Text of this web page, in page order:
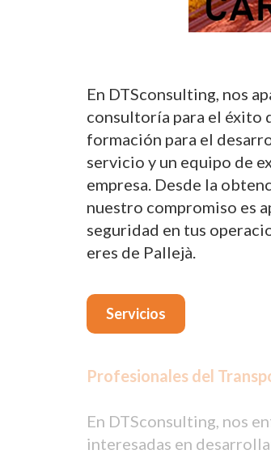
En DTSconsulting, nos
consultoría para el éxito
formación para el
servicio y un equipo de
empresa. Desde la
nuestro compromiso es
seguridad en tus
eres de Pallejà.
Servicios
Profesionales del
En DTSconsulting, nos
interesadas en